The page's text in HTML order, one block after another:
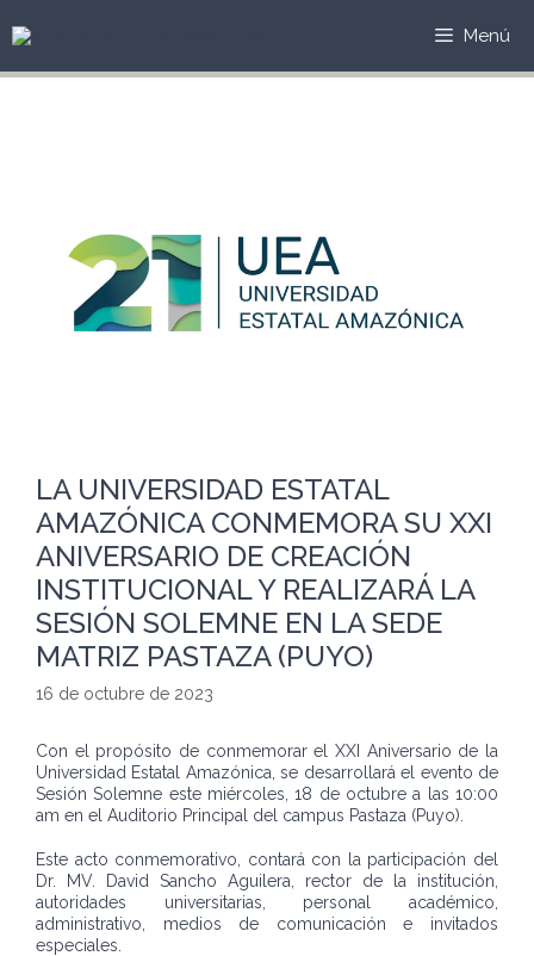
Menú
LA UNIVERSIDAD ESTATAL
AMAZÓNICA CONMEMORA SU XXI
ANIVERSARIO DE CREACIÓN
INSTITUCIONAL Y REALIZARÁ LA
SESIÓN SOLEMNE EN LA SEDE
MATRIZ PASTAZA (PUYO)
16 de octubre de 2023
Con el propósito de conmemorar el XXI Aniversario de la
Universidad Estatal Amazónica, se desarrollará el evento de
Sesión Solemne este miércoles, 18 de octubre a las 10:00
am en el Auditorio Principal del campus Pastaza (Puyo).
Este acto conmemorativo, contará con la participación del
Dr. MV. David Sancho Aguilera, rector de la institución,
autoridades universitarias, personal académico,
administrativo, medios de comunicación e invitados
especiales.